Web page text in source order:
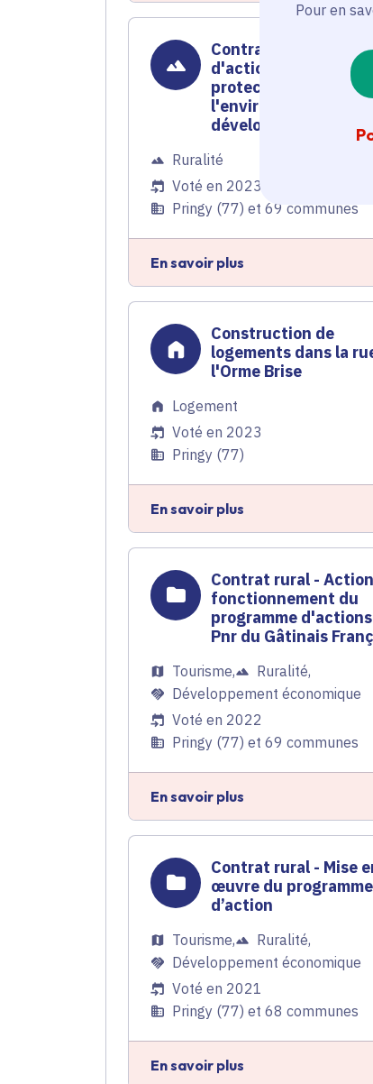
Pour en
Contrat rural -
d'actions pour la
protection de
l'environnement et le
développement
Ruralité
Voté en 2023
Pringy (77) et 69 communes
En savoir plus
Construction de
logements dans la
l'Orme Brise
Logement
Voté en 2023
Pringy (77)
En savoir plus
Contrat rural -
fonctionnement du
programme
Pnr du Gâtinais
Tourisme, Ruralité,
Développement économique
Voté en 2022
Pringy (77) et 69 communes
En savoir plus
Contrat rural - Mise
œuvre du programme
d’action
Tourisme, Ruralité,
Développement économique
Voté en 2021
Pringy (77) et 68 communes
En savoir plus